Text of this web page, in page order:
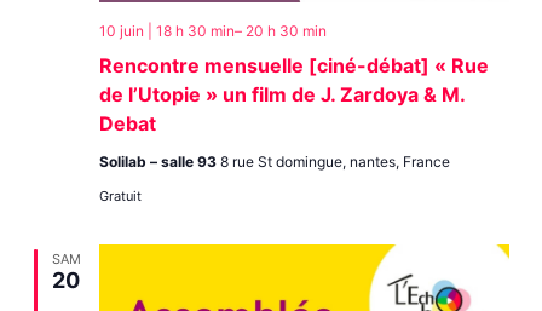
Rencontre mensuelle [ciné-débat] « Rue
de l’Utopie » un film de J. Zardoya & M.
Debat
10 juin | 18 h 30 min– 20 h 30 min
Solilab – salle 93 8 rue St domingue, nantes, France
Gratuit
SAM
20